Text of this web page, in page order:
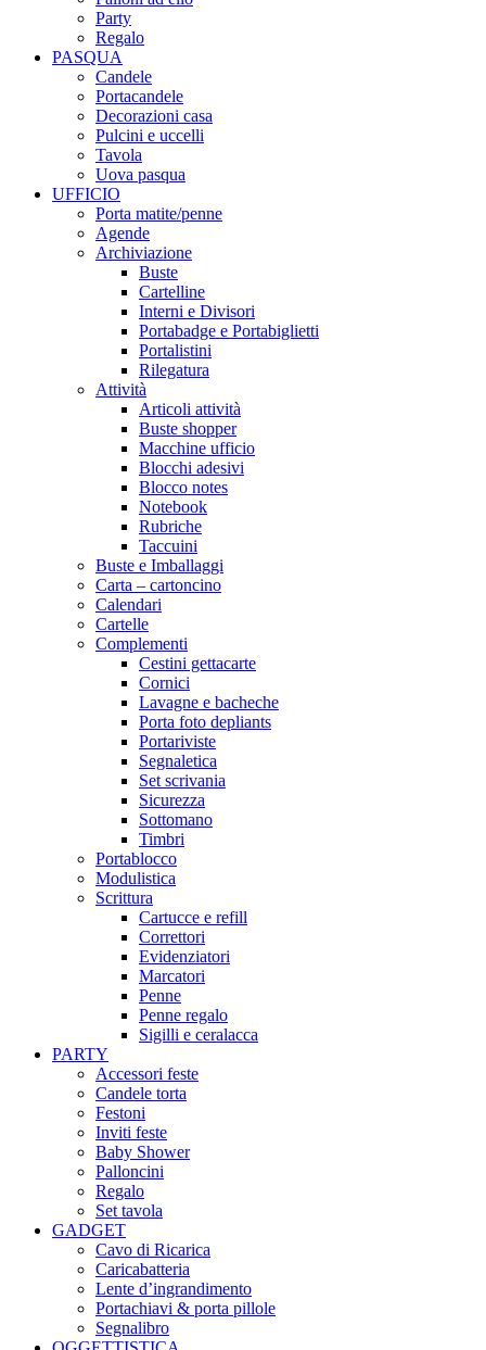
Party
Regalo
PASQUA
Candele
Portacandele
Decorazioni casa
Pulcini e uccelli
Tavola
Uova pasqua
UFFICIO
Porta matite/penne
Agende
Archiviazione
Buste
Cartelline
Interni e Divisori
Portabadge e Portabiglietti
Portalistini
Rilegatura
Attività
Articoli attività
Buste shopper
Macchine ufficio
Blocchi adesivi
Blocco notes
Notebook
Rubriche
Taccuini
Buste e Imballaggi
Carta – cartoncino
Calendari
Cartelle
Complementi
Cestini gettacarte
Cornici
Lavagne e bacheche
Porta foto depliants
Portariviste
Segnaletica
Set scrivania
Sicurezza
Sottomano
Timbri
Portablocco
Modulistica
Scrittura
Cartucce e refill
Correttori
Evidenziatori
Marcatori
Penne
Penne regalo
Sigilli e ceralacca
PARTY
Accessori feste
Candele torta
Festoni
Inviti feste
Baby Shower​
Palloncini
Regalo
Set tavola
GADGET
Cavo di Ricarica
Caricabatteria
Lente d’ingrandimento
Portachiavi & porta pillole
Segnalibro